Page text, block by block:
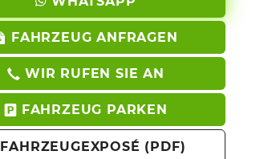
FAHRZEUG ANFRAGEN
WIR RUFEN SIE AN
FAHRZEUG PARKEN
FAHRZEUGEXPOSÉ (PDF)